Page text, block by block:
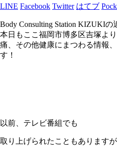
LINE Facebook Twitter はてブ
Body Consulting Station KIZUKIの
本日もここ福岡市博多区吉塚よ
痛、その他健康にまつわる情報
す！
以前、テレビ番組でも
取り上げられたこともありますが